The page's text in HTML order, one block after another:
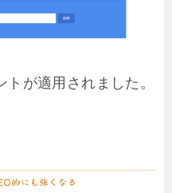
が適用されました。